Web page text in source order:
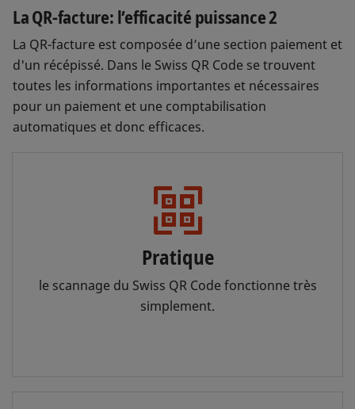
La QR-facture: l’efficacité puissance 2
La QR-facture est composée d’une section paiement et
d'un récépissé. Dans le Swiss QR Code se trouvent
toutes les informations importantes et nécessaires
pour un paiement et une comptabilisation
automatiques et donc efficaces.
Pratique
le scannage du Swiss QR Code fonctionne très
simplement.